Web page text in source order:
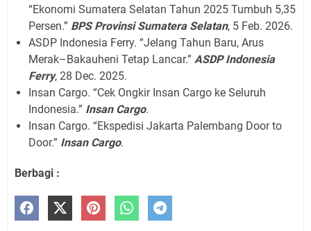
“Ekonomi Sumatera Selatan Tahun 2025 Tumbuh 5,35
Persen.” BPS Provinsi Sumatera Selatan, 5 Feb. 2026.
ASDP Indonesia Ferry. “Jelang Tahun Baru, Arus
Merak–Bakauheni Tetap Lancar.” ASDP Indonesia
Ferry, 28 Dec. 2025.
Insan Cargo. “Cek Ongkir Insan Cargo ke Seluruh
Indonesia.” Insan Cargo.
Insan Cargo. “Ekspedisi Jakarta Palembang Door to
Door.” Insan Cargo.
Berbagi :